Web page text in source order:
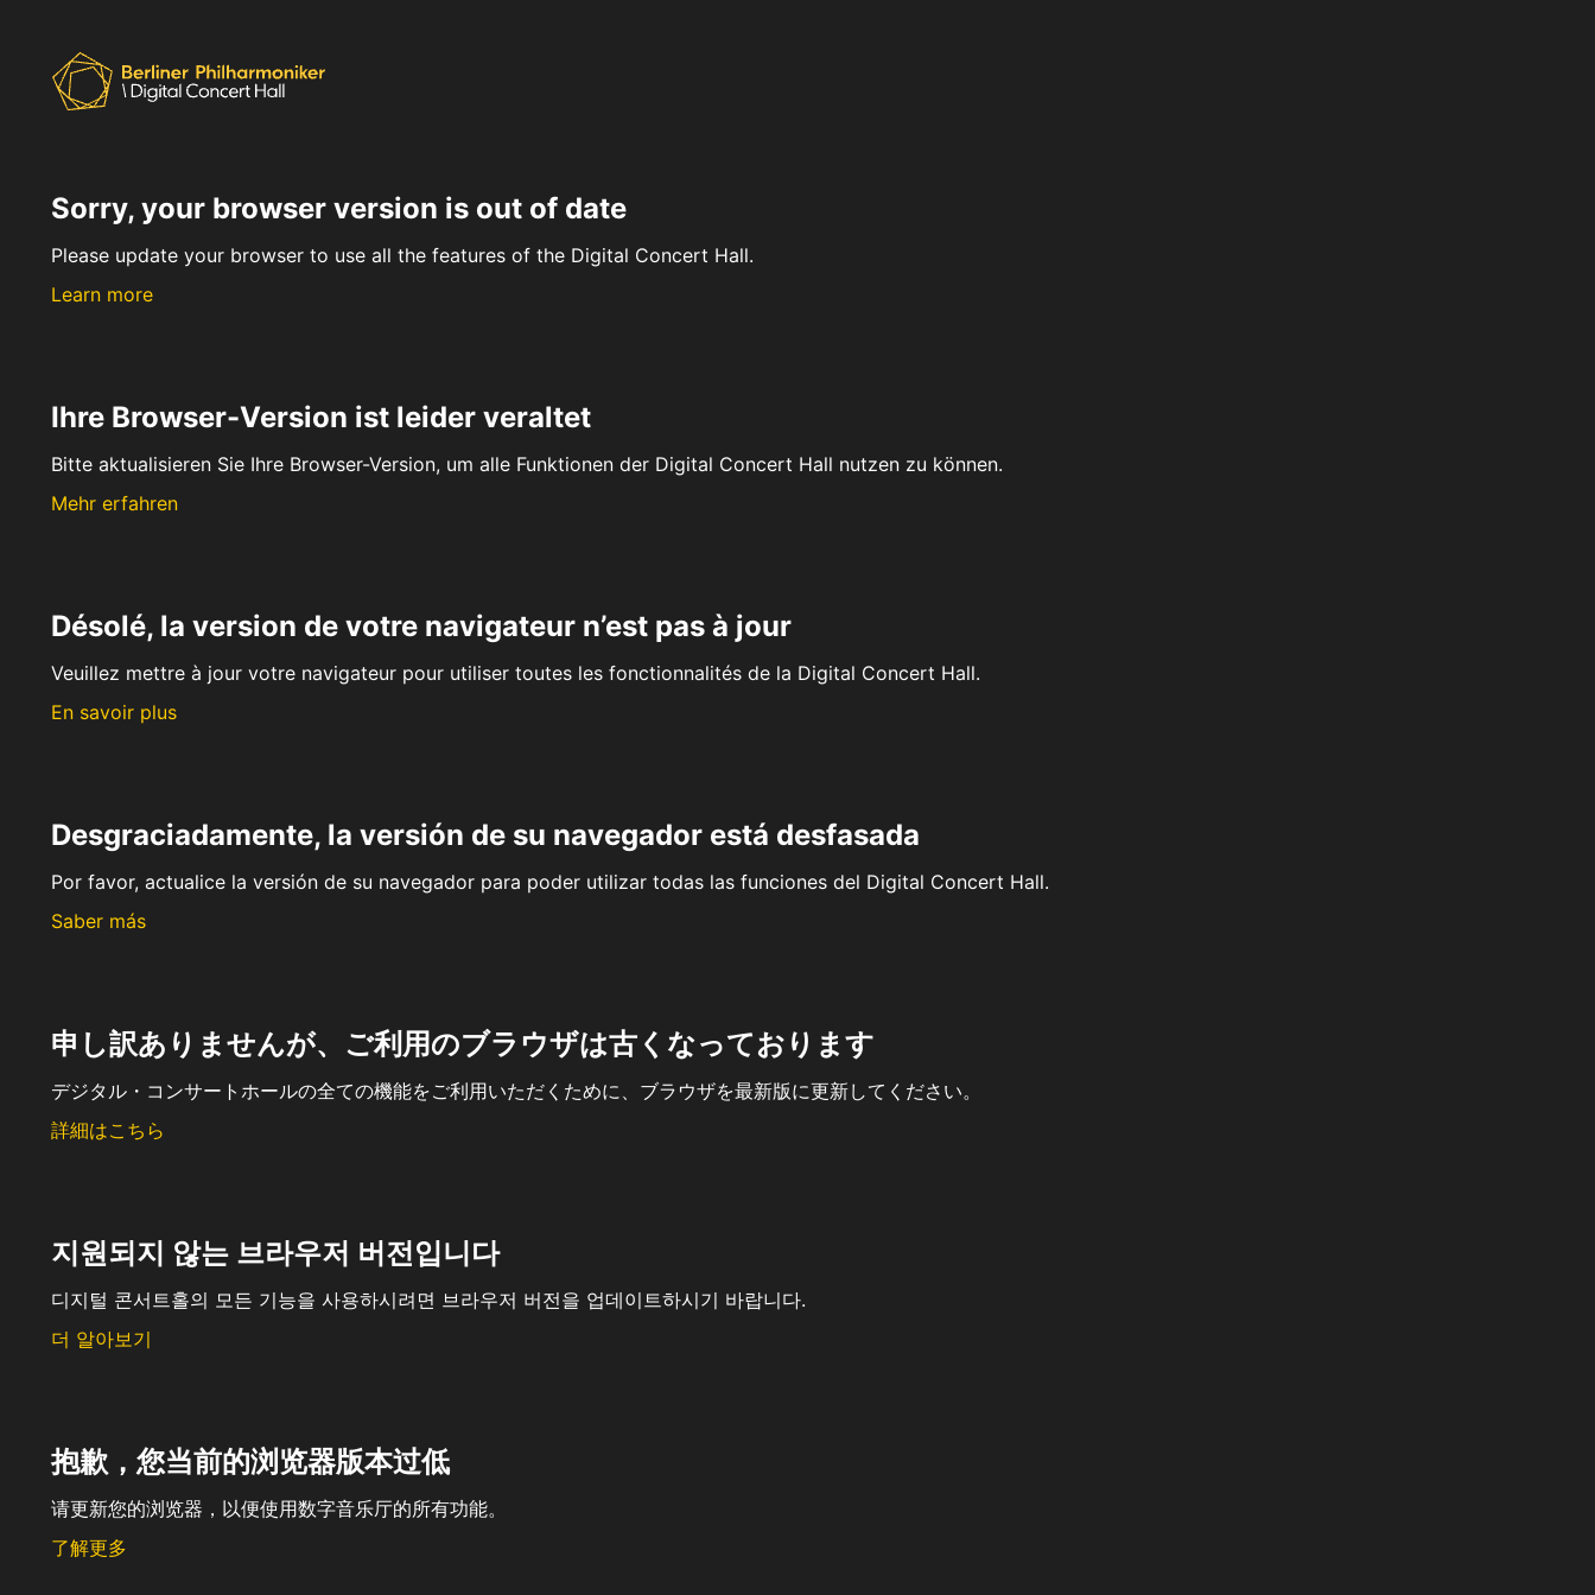
Sorry, your browser version is out of date
Please update your browser to use all the features of the Digital Concert Hall.
Learn more
Ihre Browser-Version ist leider veraltet
Bitte aktualisieren Sie Ihre Browser-Version, um alle Funktionen der Digital Concert Hall nutzen zu können.
Mehr erfahren
Désolé, la version de votre navigateur n’est pas à jour
Veuillez mettre à jour votre navigateur pour utiliser toutes les fonctionnalités de la Digital Concert Hall.
En savoir plus
Desgraciadamente, la versión de su navegador está desfasada
Por favor, actualice la versión de su navegador para poder utilizar todas las funciones del Digital Concert Hall.
Saber más
申し訳ありませんが、ご利用のブラウザは古くなっております
デジタル・コンサートホールの全ての機能をご利用いただくために、ブラウザを最新版に更新してください。
詳細はこちら
지원되지 않는 브라우저 버전입니다
디지털 콘서트홀의 모든 기능을 사용하시려면 브라우저 버전을 업데이트하시기 바랍니다.
더 알아보기
抱歉，您当前的浏览器版本过低
请更新您的浏览器，以便使用数字音乐厅的所有功能。
了解更多